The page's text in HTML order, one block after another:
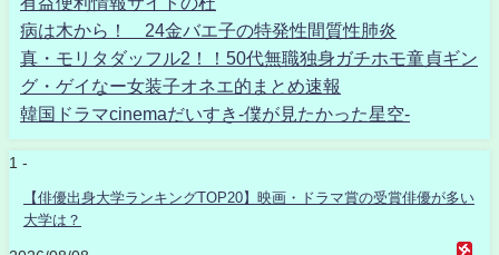
病は木から！ 24金バエ子の特発性間質性肺炎
真・モリタダッフル2！！50代無職独身ガチホモ童貞ギン
グ・ゲイなー女装子オネエ的まとめ速報
韓国ドラマcinemaだいすき-僕が見たかった星空-
1 -
【俳優出身大学ランキングTOP20】映画・ドラマ賞の受賞俳優が多い
大学は？